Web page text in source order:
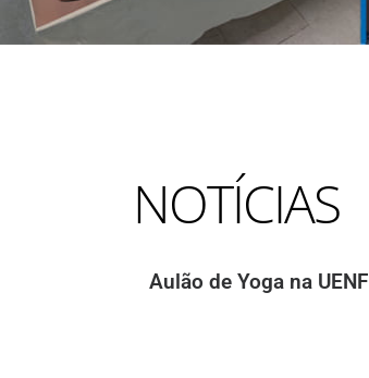
NOTÍCIAS
Aulão de Yoga na UENF